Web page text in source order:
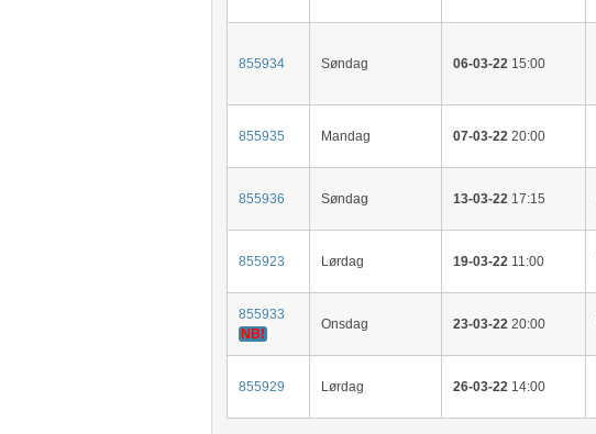
855934 Søndag 06-03-2215:00
855935 Mandag 07-03-2220:00
855936 Søndag 13-03-2217:15
855923 Lørdag 19-03-2211:00
855933
NB!
Onsdag 23-03-2220:00
855929 Lørdag 26-03-2214:00